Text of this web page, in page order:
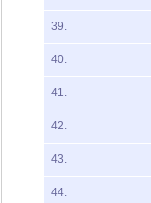
39.
40.
41.
42.
43.
44.